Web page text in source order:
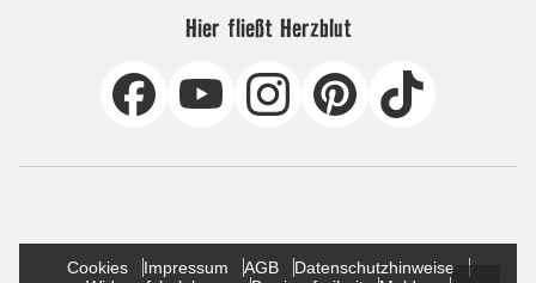
Hier fließt Herzblut
Cookies Impressum AGB
Datenschutzhinweise